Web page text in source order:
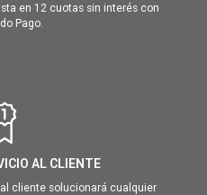
en 12 cuotas sin interés con
Pago.
AL CLIENTE
cliente solucionará cualquier